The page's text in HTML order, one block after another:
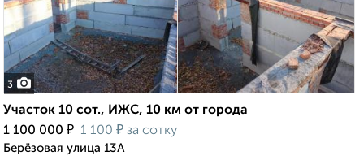
3
Участок 10 сот., ИЖС, 10 км от города
1 100 000 ₽ 1 100 ₽ за сотку
Берёзовая улица 13А